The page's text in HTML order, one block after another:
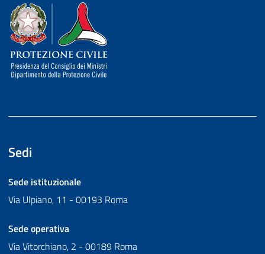
Dipartimento della Protezione Civile
Sedi
Sede istituzionale
Via Ulpiano, 11 - 00193 Roma
Sede operativa
Via Vitorchiano, 2 - 00189 Roma